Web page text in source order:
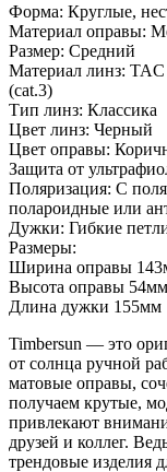
Форма: Круглые,
Материал оправы:
Размер: Средний
Материал линз:
(cat.3)
Тип линз: Классика
Цвет линз: Черный
Цвет оправы:
Защита от
Поляризация: С
полароидные или
Дужки: Гибкие
Размеры:
Ширина оправы
Высота оправы 54мм
Длина дужки 155мм
Timbersun — это
от солнца ручной
матовые оправы,
получаем крутые,
привлекают
друзей и коллег.
трендовые изделия